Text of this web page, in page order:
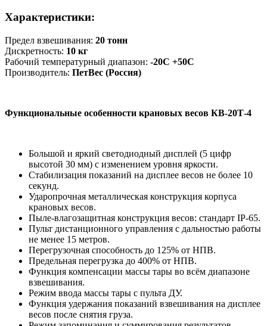
Характеристики:
Предел взвешивания: 20 тонн
Дискретность: 10 кг
Рабочий температурный диапазон: -20С +50С
Производитель: ПетВес (Россия)
Функциональные особенности крановых весов КВ-20Т-4
Большой и яркий светодиодный дисплей (5 цифр
высотой 30 мм) с изменением уровня яркости.
Стабилизация показаний на дисплее весов не более 10
секунд.
Ударопрочная металлическая конструкция корпуса
крановых весов.
Пыле-влагозащитная конструкция весов: стандарт IP-65.
Пульт дистанционного управления с дальностью работы
не менее 15 метров.
Перегрузочная способность до 125% от НПВ.
Предельная перегрузка до 400% от НПВ.
Функция компенсации массы тары во всём диапазоне
взвешивания.
Режим ввода массы тары с пульта ДУ.
Функция удержания показаний взвешивания на дисплее
весов после снятия груза.